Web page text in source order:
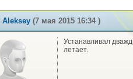
Aleksey (7 мая 2015 16:34 )
Устанавливал
летает.